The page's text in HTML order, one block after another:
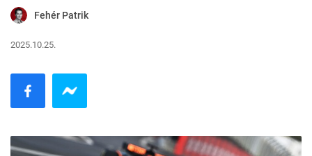
Fehér Patrik
2025.10.25.